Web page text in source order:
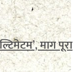
माग पूरा